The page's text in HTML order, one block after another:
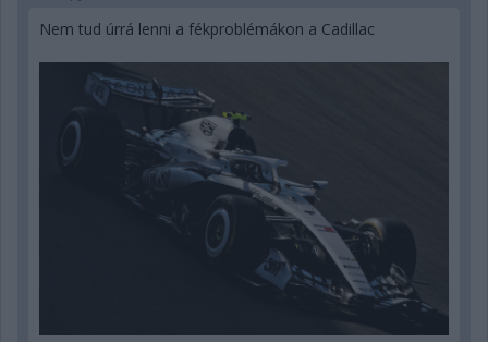
Nem tud úrrá lenni a fékproblémákon a Cadillac